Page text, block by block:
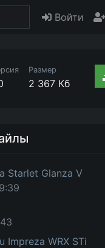
Войти
Размер
2 367 Кб
Starlet Glanza V
Impreza WRX STi